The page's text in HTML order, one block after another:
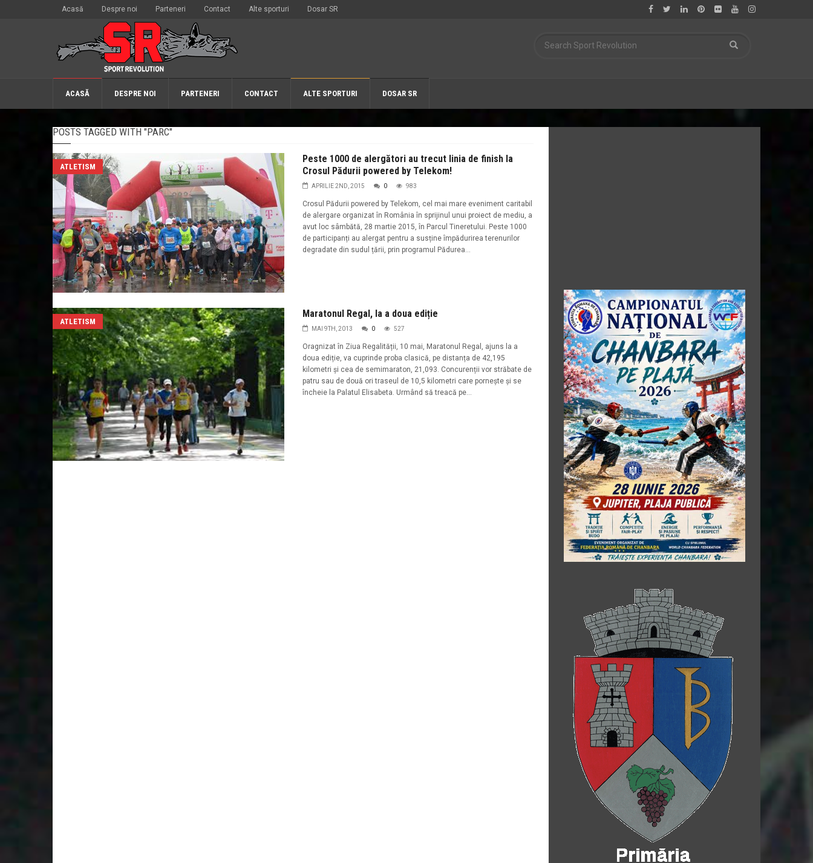
Acasă Despre noi Parteneri Contact Alte sporturi Dosar SR
ACASĂ DESPRE NOI PARTENERI CONTACT ALTE SPORTURI DOSAR SR
POSTS TAGGED WITH "PARC"
ATLETISM
Peste 1000 de alergători au trecut linia de finish la
Crosul Pădurii powered by Telekom!
APRILIE 2ND, 2015 0 983
Crosul Pădurii powered by Telekom, cel mai mare eveniment caritabil
de alergare organizat în România în sprijinul unui proiect de mediu, a
avut loc sâmbătă, 28 martie 2015, în Parcul Tineretului. Peste 1000
de participanți au alergat pentru a susține împădurirea terenurilor
degradate din sudul țării, prin programul Pădurea...
ATLETISM
Maratonul Regal, la a doua ediție
MAI 9TH, 2013 0 527
Oragnizat în Ziua Regalității, 10 mai, Maratonul Regal, ajuns la a
doua ediție, va cuprinde proba clasică, pe distanța de 42,195
kilometri și cea de semimaraton, 21,093. Concurenții vor străbate de
patru sau de două ori traseul de 10,5 kilometri care pornește și se
încheie la Palatul Elisabeta. Urmând să treacă pe...